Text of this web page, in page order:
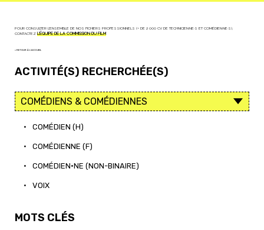
POUR CONSULTER L'ENSEMBLE DE NOS FICHIERS PROFESSIONNELS (+ DE 2 000 CV DE TECHNICIEN·NE·S ET COMÉDIEN·NE·S),
CONTACTEZ L'ÉQUIPE DE LA COMMISSION DU FILM
< RETOUR À L'ACCUEIL
ACTIVITÉ(S) RECHERCHÉE(S)
• COMÉDIEN (H)
• COMÉDIENNE (F)
• COMÉDIEN·NE (NON-BINAIRE)
• VOIX
MOTS CLÉS